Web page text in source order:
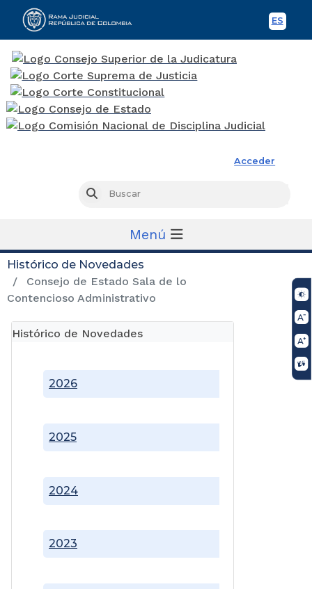
ES
Acceder
Buscar
Menú
Histórico de Novedades
Consejo de Estado Sala de lo
Contencioso Administrativo
Histórico de Novedades
2023
2024
2025
2026